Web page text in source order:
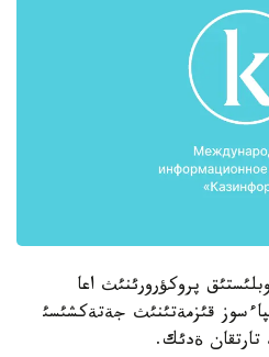
پروكؤرورئنئث اعا
قئزمةتئنئث جةتةكشئسئ
تارتقان ةدئك.